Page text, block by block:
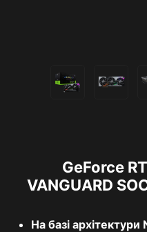
GeForce
VANGUARD
На базі